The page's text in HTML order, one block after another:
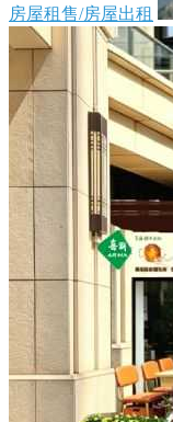
房屋租售/房屋出租